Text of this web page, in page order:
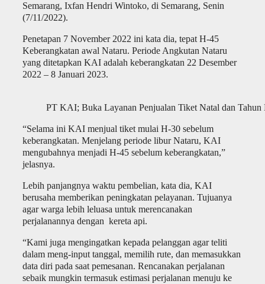
Semarang, Ixfan Hendri Wintoko, di Semarang, Senin
(7/11/2022).
Penetapan 7 November 2022 ini kata dia, tepat H-45
Keberangkatan awal Nataru. Periode Angkutan Nataru
yang ditetapkan KAI adalah keberangkatan 22 Desember
2022 – 8 Januari 2023.
PT KAI; Buka Layanan Penjualan Tiket Natal dan Tahun
“Selama ini KAI menjual tiket mulai H-30 sebelum
keberangkatan. Menjelang periode libur Nataru, KAI
mengubahnya menjadi H-45 sebelum keberangkatan,”
jelasnya.
Lebih panjangnya waktu pembelian, kata dia, KAI
berusaha memberikan peningkatan pelayanan. Tujuanya
agar warga lebih leluasa untuk merencanakan
perjalanannya dengan kereta api.
“Kami juga mengingatkan kepada pelanggan agar teliti
dalam meng-input tanggal, memilih rute, dan memasukkan
data diri pada saat pemesanan. Rencanakan perjalanan
sebaik mungkin termasuk estimasi perjalanan menuju ke